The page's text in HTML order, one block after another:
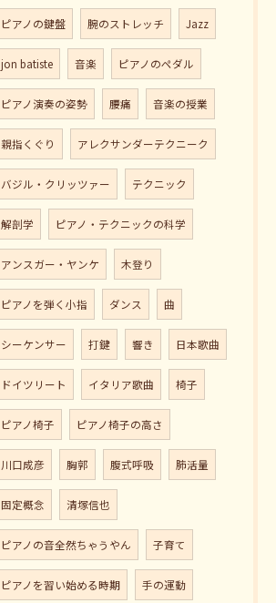
ピアノの鍵盤 腕のストレッチ Jazz
jon batiste 音楽 ピアノのペダル
ピアノ演奏の姿勢 腰痛 音楽の授業
親指くぐり アレクサンダーテクニーク
バジル・クリッツァー テクニック
解剖学 ピアノ・テクニックの科学
アンスガー・ヤンケ 木登り
ピアノを弾く小指 ダンス 曲
シーケンサー 打鍵 響き 日本歌曲
ドイツリート イタリア歌曲 椅子
ピアノ椅子 ピアノ椅子の高さ
川口成彦 胸郭 腹式呼吸 肺活量
固定概念 清塚信也
ピアノの音全然ちゃうやん 子育て
ピアノを習い始める時期 手の運動